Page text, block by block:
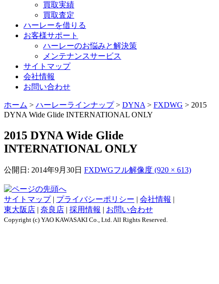
買取実績
買取査定
ハーレーを借りる
お客様サポート
ハーレーのお悩みと解決策
メンテナンスサービス
サイトマップ
会社情報
お問い合わせ
ホーム > ハーレーラインナップ> DYNA > FXDWG > 2015
DYNA Wide Glide INTERNATIONAL ONLY
2015 DYNA Wide Glide
INTERNATIONAL ONLY
公開日: 2014年9月30日 FXDWGフル解像度 (920 × 613)
サイトマップ| プライバシーポリシー | 会社情報 |
東大阪店 | 奈良店 | 採用情報 | お問い合わせ
Copyright (c) YAO KAWASAKI Co., Ltd. All Rights Reserved.